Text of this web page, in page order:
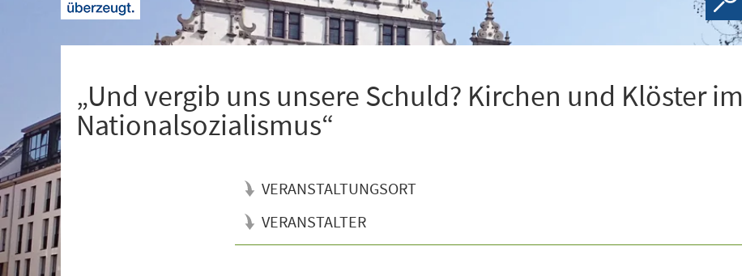
„Und vergib uns unsere Schuld? Kirchen und Klöster im
Nationalsozialismus“
VERANSTALTUNGSORT
VERANSTALTER